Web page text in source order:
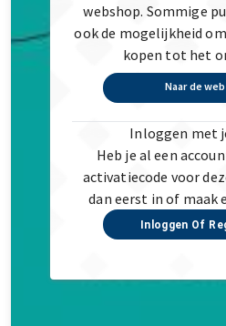
webshop. Sommige
ook de mogelijkheid
kopen tot het
Naar de
Inloggen met
Heb je al een
activatiecode voor
dan eerst in of maak
Inloggen Of